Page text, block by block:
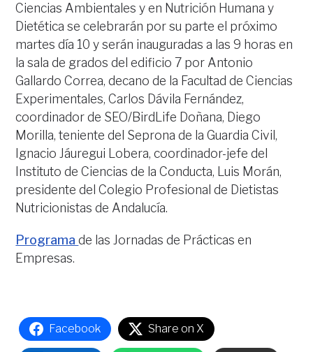
Ciencias Ambientales y en Nutrición Humana y
Dietética se celebrarán por su parte el próximo
martes día 10 y serán inauguradas a las 9 horas en
la sala de grados del edificio 7 por Antonio
Gallardo Correa, decano de la Facultad de Ciencias
Experimentales, Carlos Dávila Fernández,
coordinador de SEO/BirdLife Doñana, Diego
Morilla, teniente del Seprona de la Guardia Civil,
Ignacio Jáuregui Lobera, coordinador-jefe del
Instituto de Ciencias de la Conducta, Luis Morán,
presidente del Colegio Profesional de Dietistas
Nutricionistas de Andalucía.
Programade las Jornadas de Prácticas en
Empresas.
Facebook Share on X